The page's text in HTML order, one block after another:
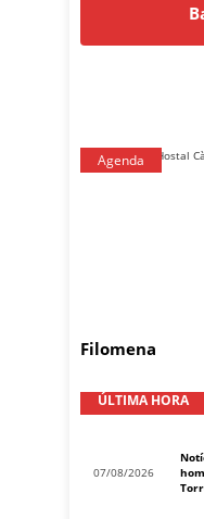
Agenda
Filomena
ÚLTIMA HORA
07/08/2026